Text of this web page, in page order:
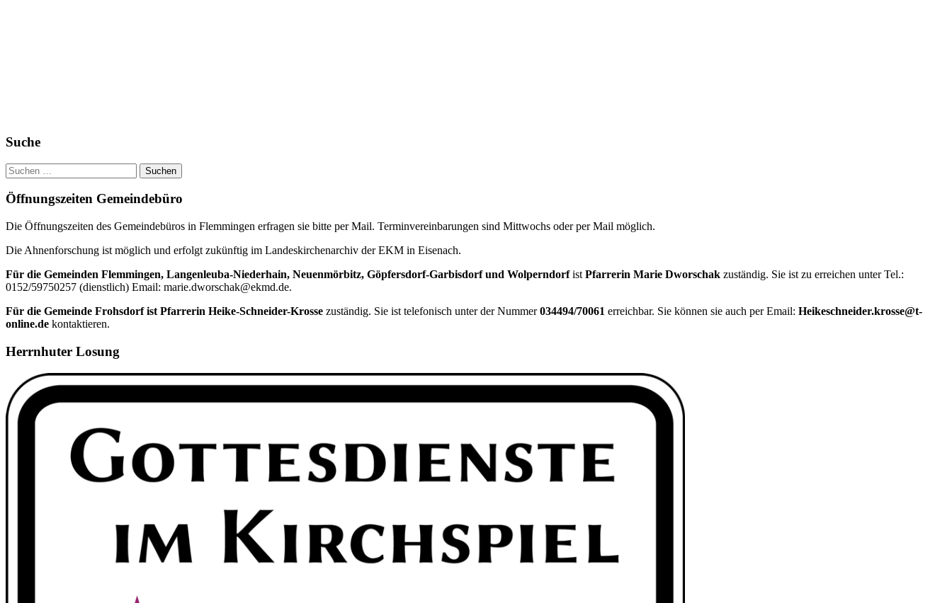
Haupt-
Seitenleiste
Suche
Suchen
nach:
Öffnungszeiten Gemeindebüro
Die Öffnungszeiten des Gemeindebüros in Flemmingen erfragen sie bitte per Mail. Terminvereinbarungen sind Mittwochs oder per Mail möglich.
Die Ahnenforschung ist möglich und erfolgt zukünftig im Landeskirchenarchiv der EKM in Eisenach.
Für die Gemeinden Flemmingen, Langenleuba-Niederhain, Neuenmörbitz, Göpfersdorf-Garbisdorf und Wolperndorfist Pfarrerin Marie Dworschak zuständig. Sie ist zu erreichen unter Tel.:
0152/59750257 (dienstlich) Email: marie.dworschak@ekmd.de.
Für die Gemeinde Frohsdorf ist Pfarrerin Heike-Schneider-Krosse zuständig. Sie ist telefonisch unter der Nummer034494/70061 erreichbar. Sie können sie auch per Email: Heikeschneider.krosse@t-
online.de kontaktieren.
Herrnhuter Losung